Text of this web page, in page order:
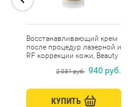
Восстанавливающий крем
после процедур лазерной и
RF коррекции кожи, Beauty
2 031 руб. 940 руб.
КУПИТЬ